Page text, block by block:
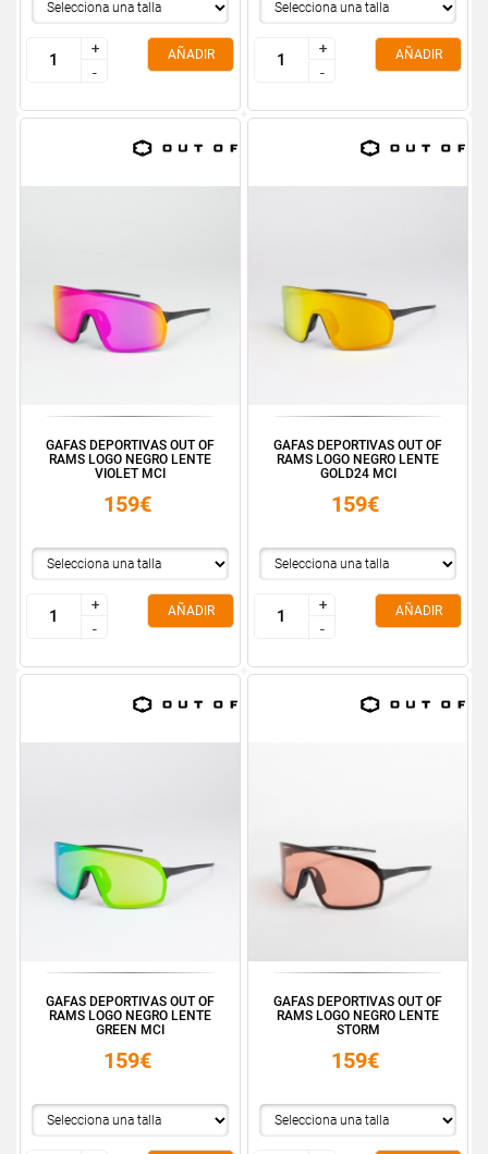
+
-
+
-
AÑADIR
+
-
+
-
AÑADIR
GAFAS DEPORTIVAS OUT OF
RAMS LOGO NEGRO LENTE
VIOLET MCI
159€
+
-
+
-
AÑADIR
GAFAS DEPORTIVAS OUT OF
RAMS LOGO NEGRO LENTE
GOLD24 MCI
159€
+
-
+
-
AÑADIR
GAFAS DEPORTIVAS OUT OF
RAMS LOGO NEGRO LENTE
GREEN MCI
159€
GAFAS DEPORTIVAS OUT OF
RAMS LOGO NEGRO LENTE
STORM
159€